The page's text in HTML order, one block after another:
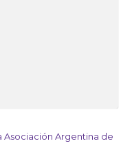
Asociación Argentina de